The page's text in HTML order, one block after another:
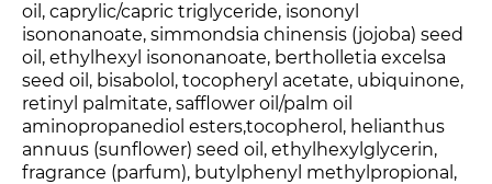
oil, caprylic/capric triglyceride, isononyl
isononanoate, simmondsia chinensis (jojoba) seed
oil, ethylhexyl isononanoate, bertholletia excelsa
seed oil, bisabolol, tocopheryl acetate, ubiquinone,
retinyl palmitate, safflower oil/palm oil
aminopropanediol esters,tocopherol, helianthus
annuus (sunflower) seed oil, ethylhexylglycerin,
fragrance (parfum), butylphenyl methylpropional,